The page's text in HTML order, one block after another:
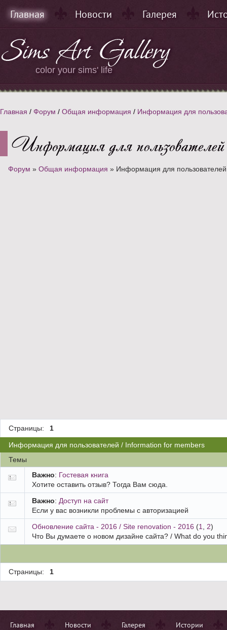
Главная Новости Галерея
color your sims' life
Главная / Форум / Общая информация / Информация для
Информация для
Форум » Общая информация » Информация для
Страницы: 1
Информация для пользователей / Information for members
Темы
Важно: Гостевая книга
Хотите оставить отзыв? Тогда Вам сюда.
Важно: Доступ на сайт
Если у вас возникли проблемы с авторизацией
Обновление сайта - 2016 / Site renovation - 2016 (1, 2)
Что Вы думаете о новом дизайне сайта? / What do you
Страницы: 1
Главная Новости Галерея Истории